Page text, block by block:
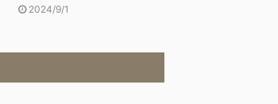
2024/9/1